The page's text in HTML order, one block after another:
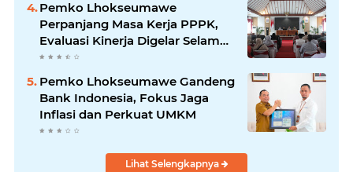
Pemko Lhokseumawe
Perpanjang Masa Kerja PPPK,
Evaluasi Kinerja Digelar Selama
Tiga Bulan
Pemko Lhokseumawe Gandeng
Bank Indonesia, Fokus Jaga
Inflasi dan Perkuat UMKM
Lihat Selengkapnya